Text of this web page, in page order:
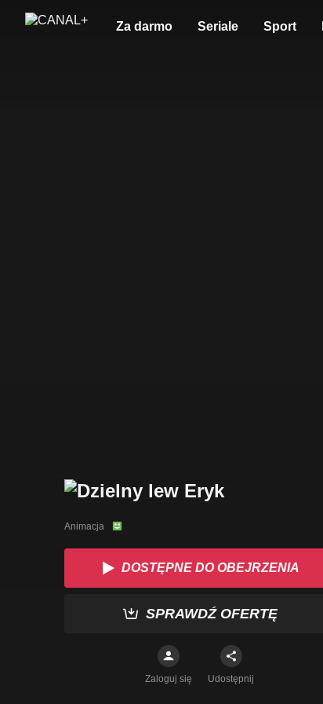
Za darmo Seriale Sport
Animacja
DOSTĘPNE DO OBEJRZENIA
SPRAWDŹ OFERTĘ
Zaloguj się Udostępnij